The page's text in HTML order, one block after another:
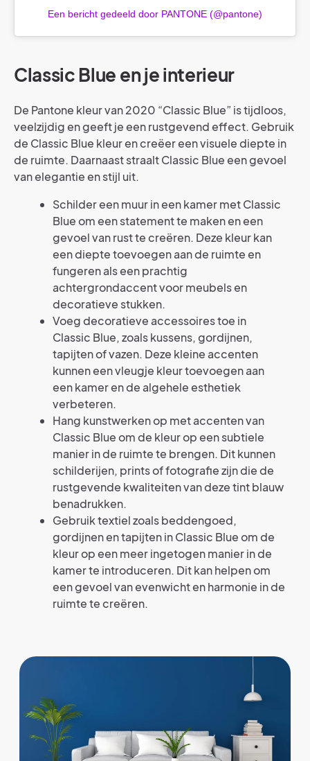
Een bericht gedeeld door PANTONE (@pantone)
Classic Blue en je interieur
De Pantone kleur van 2020 “Classic Blue” is tijdloos,
veelzijdig en geeft je een rustgevend effect. Gebruik
de Classic Blue kleur en creëer een visuele diepte in
de ruimte. Daarnaast straalt Classic Blue een gevoel
van elegantie en stijl uit.
Schilder een muur in een kamer met Classic
Blue om een statement te maken en een
gevoel van rust te creëren. Deze kleur kan
een diepte toevoegen aan de ruimte en
fungeren als een prachtig
achtergrondaccent voor meubels en
decoratieve stukken.
Voeg decoratieve accessoires toe in
Classic Blue, zoals kussens, gordijnen,
tapijten of vazen. Deze kleine accenten
kunnen een vleugje kleur toevoegen aan
een kamer en de algehele esthetiek
verbeteren.
Hang kunstwerken op met accenten van
Classic Blue om de kleur op een subtiele
manier in de ruimte te brengen. Dit kunnen
schilderijen, prints of fotografie zijn die de
rustgevende kwaliteiten van deze tint blauw
benadrukken.
Gebruik textiel zoals beddengoed,
gordijnen en tapijten in Classic Blue om de
kleur op een meer ingetogen manier in de
kamer te introduceren. Dit kan helpen om
een gevoel van evenwicht en harmonie in de
ruimte te creëren.